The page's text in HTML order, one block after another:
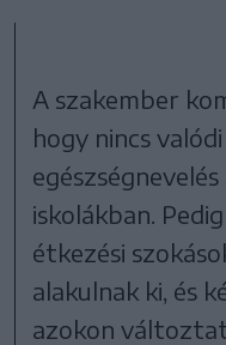
A szakember
hogy nincs
iskolákban.
étkezési
alakulnak ki, és
azokon